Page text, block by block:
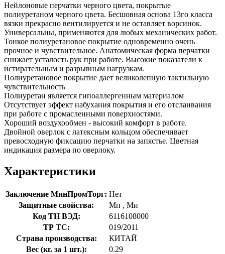
Нейлоновые перчатки черного цвета, покрытые
полиуретаном черного цвета. Бесшовная основа 13го класса
вязки прекрасно вентилируется и не оставляет ворсинок.
Универсальны, применяются для любых механических работ.
Тонкое полиуретановое покрытие одновременно очень
прочное и чувствительное. Анатомическая форма перчатки
снижает усталость рук при работе. Высокие показатели к
истирательным и разрывным нагрузкам.
Полиуретановое покрытие дает великолепную тактильную
чувствительность
Полиуретан является гипоаллергенным материалом
Отсутствует эффект набухания покрытия и его отслаивания
при работе с промасленными поверхностями.
Хороший воздухообмен - высокий комфорт в работе.
Двойной оверлок с латексным кольцом обеспечивает
превосходную фиксацию перчатки на запястье. Цветная
индикация размера по оверлоку.
Характеристики
Заключение МинПромТорг: Нет
Защитные свойства:
Мп , Ми
Код ТН ВЭД:
6116108000
ТР ТС:
019/2011
Страна производства:
КИТАЙ
Вес (кг. за 1 шт.):
0.29